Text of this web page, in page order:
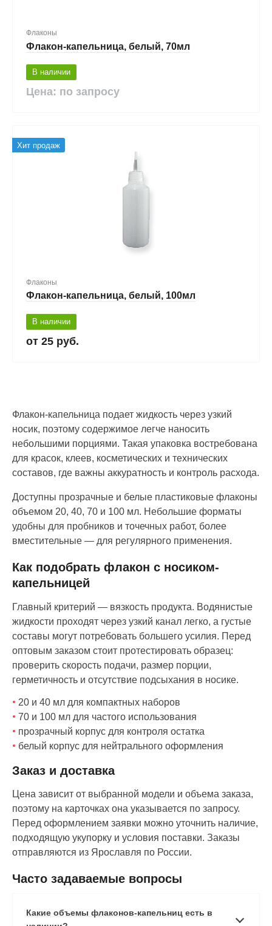
Флаконы
Флакон-капельница, белый, 70мл
В наличии
Цена: по запросу
Хит продаж
Флаконы
Флакон-капельница, белый, 100мл
В наличии
25 руб.
Флакон-капельница подает жидкость через узкий
носик, поэтому содержимое легче наносить
небольшими порциями. Такая упаковка востребована
для красок, клеев, косметических и технических
составов, где важны аккуратность и контроль расхода.
Доступны прозрачные и белые пластиковые флаконы
объемом 20, 40, 70 и 100 мл. Небольшие форматы
удобны для пробников и точечных работ, более
вместительные — для регулярного применения.
Как подобрать флакон с носиком-
капельницей
Главный критерий — вязкость продукта. Водянистые
жидкости проходят через узкий канал легко, а густые
составы могут потребовать большего усилия. Перед
оптовым заказом стоит протестировать образец:
проверить скорость подачи, размер порции,
герметичность и отсутствие подсыхания в носике.
20 и 40 мл для компактных наборов
70 и 100 мл для частого использования
прозрачный корпус для контроля остатка
белый корпус для нейтрального оформления
Заказ и доставка
Цена зависит от выбранной модели и объема заказа,
поэтому на карточках она указывается по запросу.
Перед оформлением заявки можно уточнить наличие,
подходящую укупорку и условия поставки. Заказы
отправляются из Ярославля по России.
Часто задаваемые вопросы
Какие объемы флаконов-капельниц есть в